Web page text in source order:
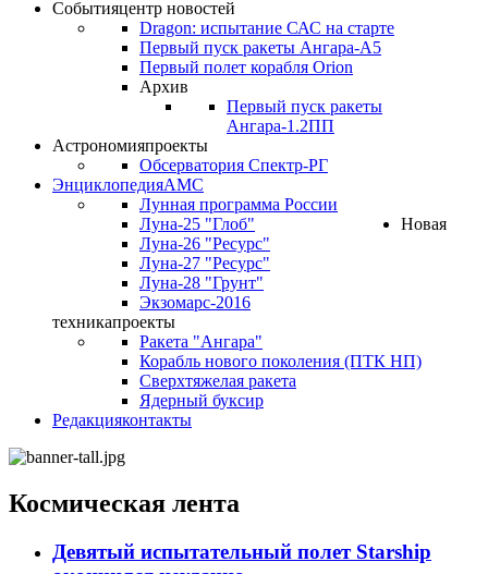
Событияцентр новостей
Dragon: испытание САС на старте
Первый пуск ракеты Ангара-А5
Первый полет корабля Orion
Архив
Первый пуск ракеты
Ангара-1.2ПП
Астрономияпроекты
Обсерватория Спектр-РГ
ЭнциклопедияАМС
Лунная программа России
Луна-25 "Глоб"
Луна-26 "Ресурс"
Луна-27 "Ресурс"
Луна-28 "Грунт"
Экзомарс-2016
Новая
техникапроекты
Ракета "Ангара"
Корабль нового поколения (ПТК НП)
Сверхтяжелая ракета
Ядерный буксир
Редакцияконтакты
Космическая лента
Девятый испытательный полет Starship